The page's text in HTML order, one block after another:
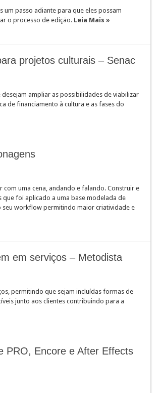
passo adiante para que eles possam
o processo de edição. Leia Mais »
projetos culturais – Senac
ampliar as possibilidades de viabilizar
de financiamento à cultura e as fases do
uma cena, andando e falando. Construir e
foi aplicado a uma base modelada de
workflow permitindo maior criatividade e
em serviços – Metodista
permitindo que sejam incluídas formas de
junto aos clientes contribuindo para a
PRO, Encore e After Effects